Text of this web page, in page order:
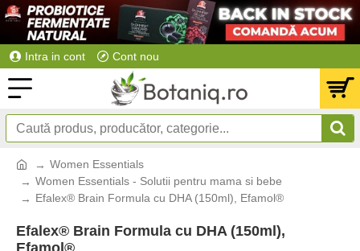
Intra in cont Cont nou
Women Essentials
Women Essentials - Solutii pentru mama si bebe
Efalex® Brain Formula cu DHA (150ml), Efamol®
Efalex® Brain Formula cu DHA (150ml),
Efamol®